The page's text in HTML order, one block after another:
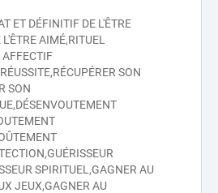
ET DÉFINITIF DE L'ÊTRE
AIMÉ,RITUEL
AFFECTIF
SON
SON
SPIRITUEL,GAGNER AU
JEUX,GAGNER AU